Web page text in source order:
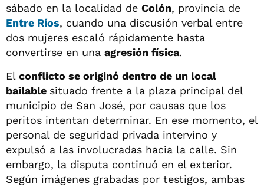
sábado en la localidad de Colón, provincia de
Entre Ríos, cuando una discusión verbal entre
dos mujeres escaló rápidamente hasta
convertirse en una agresión física.
El conflicto se originó dentro de un local
bailable situado frente a la plaza principal del
municipio de San José, por causas que los
peritos intentan determinar. En ese momento, el
personal de seguridad privada intervino y
expulsó a las involucradas hacia la calle. Sin
embargo, la disputa continuó en el exterior.
Según imágenes grabadas por testigos, ambas